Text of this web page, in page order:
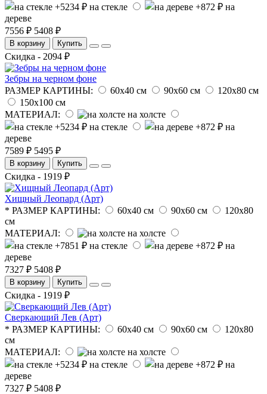
на стекле
на
дереве
7556 ₽ 5408 ₽
В корзину Купить
Скидка - 2094 ₽
Зебры на черном фоне
РАЗМЕР КАРТИНЫ:
60х40 см 90х60 см
120х80 см
150х100 см
МАТЕРИАЛ:
на холсте
на стекле
на
дереве
7589 ₽ 5495 ₽
В корзину Купить
Скидка - 1919 ₽
Хищный Леопард (Арт)
* РАЗМЕР КАРТИНЫ:
60х40 см 90х60 см
120х80
см
МАТЕРИАЛ:
на холсте
на стекле
на
дереве
7327 ₽ 5408 ₽
В корзину Купить
Скидка - 1919 ₽
Сверкающий Лев (Арт)
* РАЗМЕР КАРТИНЫ:
60х40 см 90х60 см
120х80
см
МАТЕРИАЛ:
на холсте
на стекле
на
дереве
7327 ₽ 5408 ₽